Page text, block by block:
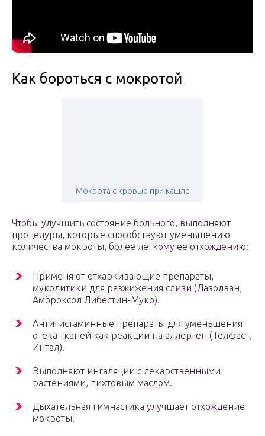
Как бороться с мокротой
Мокрота с кровью при кашле
Чтобы улучшить состояние больного, выполняют
процедуры, которые способствуют уменьшению
количества мокроты, более легкому ее отхождению:
Применяют отхаркивающие препараты,
муколитики для разжижения слизи (Лазолван,
Амброксол Либестин-Муко).
Антигистаминные препараты для уменьшения
отека тканей как реакции на аллерген (Телфаст,
Интал).
Выполняют ингаляции с лекарственными
растениями, пихтовым маслом.
Дыхательная гимнастика улучшает отхождение
мокроты.